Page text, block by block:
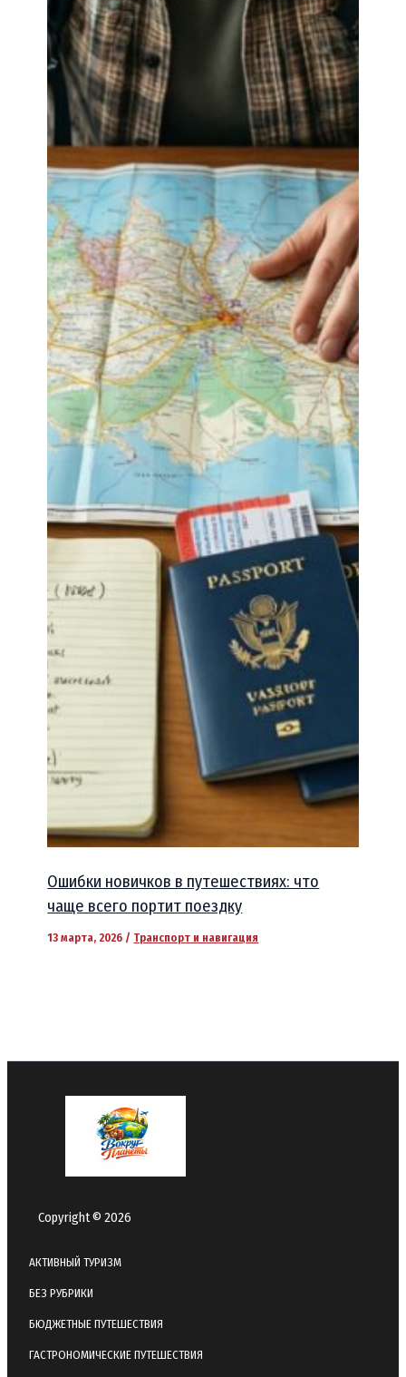
Ошибки новичков в путешествиях: что
чаще всего портит поездку
13 марта, 2026 / Транспорт и навигация
Copyright © 2026
АКТИВНЫЙ ТУРИЗМ
БЕЗ РУБРИКИ
БЮДЖЕТНЫЕ ПУТЕШЕСТВИЯ
ГАСТРОНОМИЧЕСКИЕ ПУТЕШЕСТВИЯ